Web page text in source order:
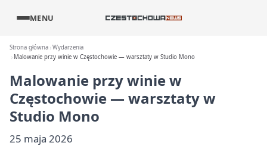
MENU
Strona główna Wydarzenia
Malowanie przy winie w Częstochowie — warsztaty w Studio Mono
Malowanie przy winie w
Częstochowie — warsztaty w
Studio Mono
25 maja 2026